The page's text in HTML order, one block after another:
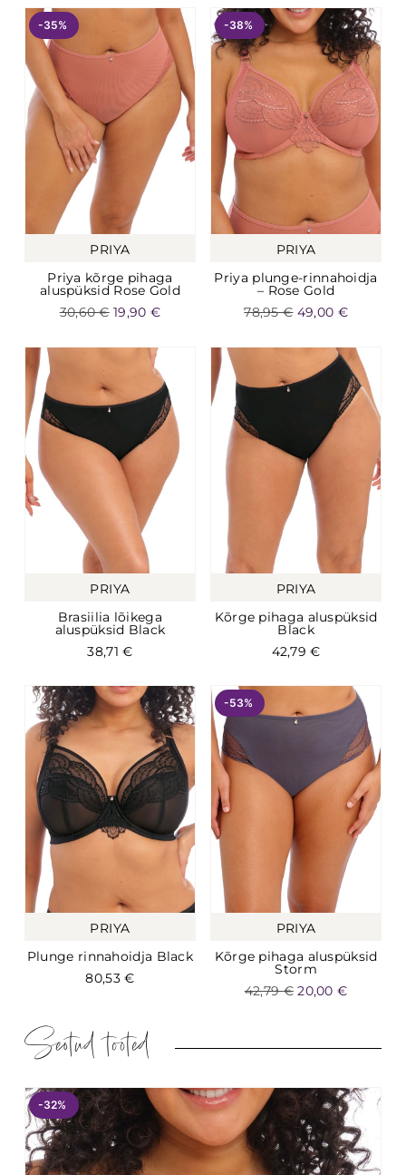
-35%
PRIYA
Priya kõrge pihaga
aluspüksid Rose Gold
30,60€ 19,90 €
-38%
PRIYA
Priya plunge-rinnahoidja
– Rose Gold
78,95€ 49,00 €
PRIYA
Brasiilia lõikega
aluspüksid Black
38,71€
PRIYA
Kõrge pihaga aluspüksid
Black
42,79€
PRIYA
Plunge rinnahoidja Black
80,53€
-53%
PRIYA
Kõrge pihaga aluspüksid
Storm
42,79€ 20,00€
Seotud tooted
-32%